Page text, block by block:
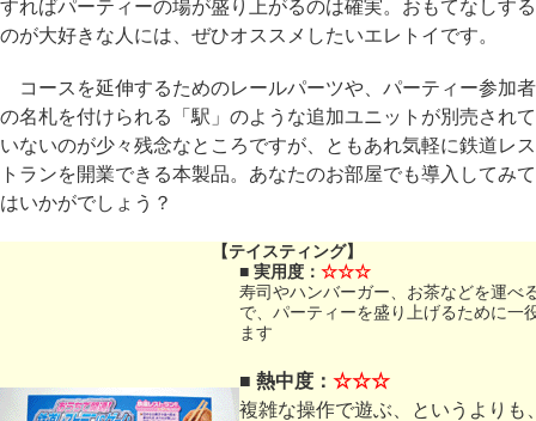
すればパーティーの場が盛り上がるのは確実。おもてなしする
のが大好きな人には、ぜひオススメしたいエレトイです。
コースを延伸するためのレールパーツや、パーティー参加者
の名札を付けられる「駅」のような追加ユニットが別売されて
いないのが少々残念なところですが、ともあれ気軽に鉄道レス
トランを開業できる本製品。あなたのお部屋でも導入してみて
はいかがでしょう？
【テイスティング】
■ 実用度： ☆☆☆
寿司やハンバーガー、お茶などを運べ
で、パーティーを盛り上げるために一
ます
■ 熱中度： ☆☆☆
複雑な操作で遊ぶ、というよりも